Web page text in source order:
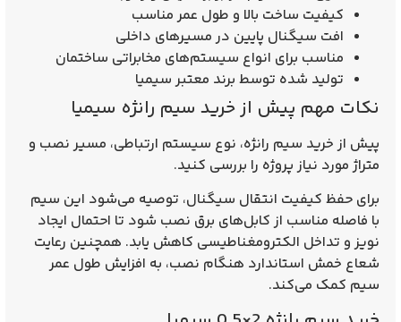
کیفیت ساخت بالا و طول عمر مناسب
افت سیگنال پایین در مسیرهای داخلی
مناسب برای انواع سیستم‌های مخابراتی ساختمان
تولید شده توسط برند معتبر سیمیا
نکات مهم پیش از خرید سیم رانژه سیمیا
پیش از خرید سیم رانژه، نوع سیستم ارتباطی، مسیر نصب و
متراژ مورد نیاز پروژه را بررسی کنید.
برای حفظ کیفیت انتقال سیگنال، توصیه می‌شود این سیم
با فاصله مناسب از کابل‌های برق نصب شود تا احتمال ایجاد
نویز و تداخل الکترومغناطیسی کاهش یابد. همچنین رعایت
شعاع خمش استاندارد هنگام نصب، به افزایش طول عمر
سیم کمک می‌کند.